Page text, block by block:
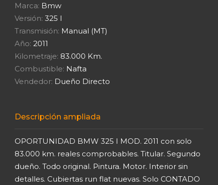
Marca: Bmw
Versión: 325 I
Transmisión: Manual (MT)
Año: 2011
Kilometraje: 83.000 Km.
Combustible: Nafta
Vendedor: Dueño Directo
Descripción ampliada
OPORTUNIDAD BMW 325 I MOD. 2011 con solo
83.000 km. reales comprobables. Titular. Segundo
dueño. Todo original. Pintura. Motor. Interior sin
detalles. Cubiertas run flat nuevas. Solo CONTADO